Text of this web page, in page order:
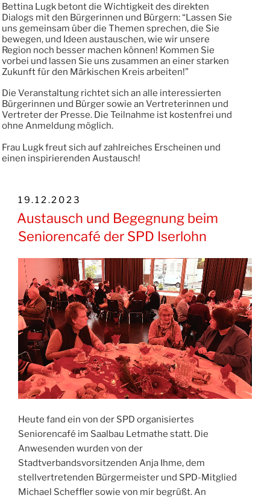
Bettina Lugk betont die Wichtigkeit des direkten
Dialogs mit den Bürgerinnen und Bürgern: “Lassen Sie
uns gemeinsam über die Themen sprechen, die Sie
bewegen, und Ideen austauschen, wie wir unsere
Region noch besser machen können! Kommen Sie
vorbei und lassen Sie uns zusammen an einer starken
Zukunft für den Märkischen Kreis arbeiten!”
Die Veranstaltung richtet sich an alle interessierten
Bürgerinnen und Bürger sowie an Vertreterinnen und
Vertreter der Presse. Die Teilnahme ist kostenfrei und
ohne Anmeldung möglich.
Frau Lugk freut sich auf zahlreiches Erscheinen und
einen inspirierenden Austausch!
VERÖFFENTLICHT
AM
19.12.2023
Austausch und Begegnung beim
Seniorencafé der SPD Iserlohn
Heute fand ein von der SPD organisiertes
Seniorencafé im Saalbau Letmathe statt. Die
Anwesenden wurden von der
Stadtverbandsvorsitzenden Anja Ihme, dem
stellvertretenden Bürgermeister und SPD-Mitglied
Michael Scheffler sowie von mir begrüßt. An